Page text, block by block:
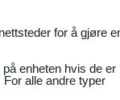
for å gjøre
enheten hvis de er
alle andre typer